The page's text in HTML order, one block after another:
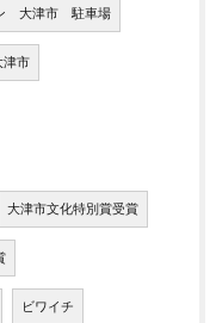
大津市 駐車場
市
大津市文化特別賞受賞
ビワイチ